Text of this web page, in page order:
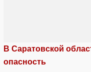
В Саратовской
опасность